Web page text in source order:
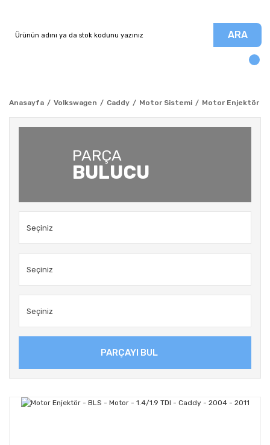
ARA
Anasayfa Volkswagen Caddy Motor Sistemi Motor Enjektör -
PARÇA
BULUCU
PARÇAYI BUL